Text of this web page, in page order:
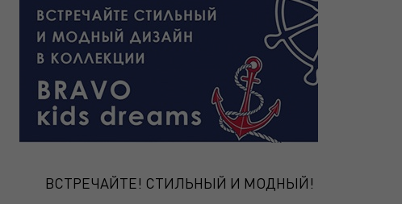
ВСТРЕЧАЙТЕ! СТИЛЬНЫЙ И МОДНЫЙ!